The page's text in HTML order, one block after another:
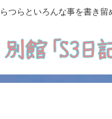
つらといろんな事を書き留